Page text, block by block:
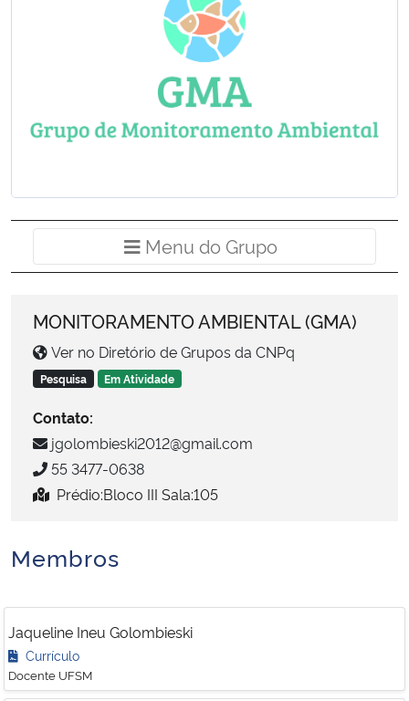
Controladoria-Geral da União
Secretaria-Geral
Secretaria de Governo
Gabinete de Segurança Institucional
Banco Central do Brasil
Planalto
Menu do Grupo
MONITORAMENTO AMBIENTAL (GMA)
Ver no Diretório de Grupos da CNPq
Pesquisa Em Atividade
Contato:
jgolombieski2012@gmail.com
55 3477-0638
Prédio:Bloco III Sala:105
Membros
Jaqueline Ineu Golombieski
Currículo
Docente UFSM